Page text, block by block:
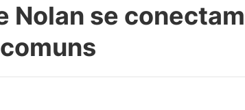
Nolan se conectam